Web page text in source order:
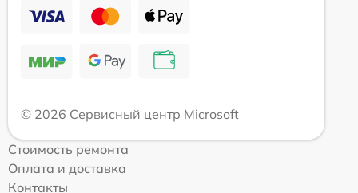
© 2026 Сервисный центр Microsoft
Стоимость ремонта
Оплата и доставка
Контакты